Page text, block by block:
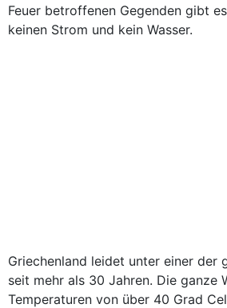
Feuer betroffenen Gegenden gibt
keinen Strom und kein Wasser.
Griechenland leidet unter einer der
seit mehr als 30 Jahren. Die ganze
Temperaturen von über 40 Grad